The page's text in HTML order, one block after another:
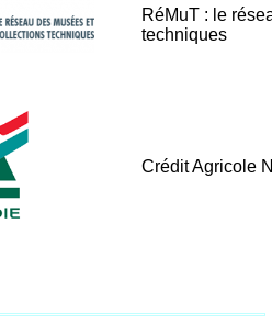
RéMuT : le
techniques
Crédit Agricole